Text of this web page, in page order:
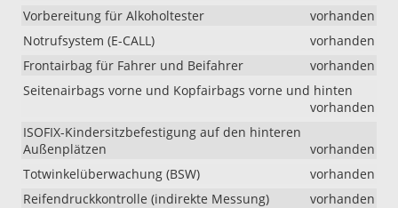
Vorbereitung für Alkoholtester
vorhanden
Notrufsystem (E-CALL)
vorhanden
Frontairbag für Fahrer und Beifahrer
vorhanden
Seitenairbags vorne und Kopfairbags vorne und hinten
vorhanden
ISOFIX-Kindersitzbefestigung auf den hinteren
Außenplätzen
vorhanden
Totwinkelüberwachung (BSW)
vorhanden
Reifendruckkontrolle (indirekte Messung)
vorhanden